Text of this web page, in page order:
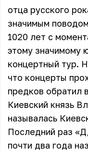
отца русского
значимым
1020 лет с
этому значимому
концертный тур.
что концерты
предков обратил
Киевский князь
называлась
Последний раз
почти два года